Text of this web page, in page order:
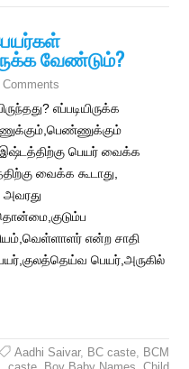
வேண்டும்?
Comments
எப்படியிருக்க
பெயர் வைக்க
வைக்க கூடாது,
அவரது
என்ற சாதி
பெயர்,அருகில்
Aadhi Saivar, BC caste, BCM